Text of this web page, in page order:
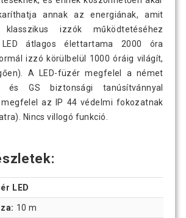
annak az energiának, amit
izzók működtetéséhez
átlagos élettartama 2000 óra
izzó körülbelül 1000 óráig világít,
A LED-füzér megfelel a német
és GS biztonsági tanúsítvánnyal
az IP 44 védelmi fokozatnak
Nincs villogó funkció.
LED
10 m